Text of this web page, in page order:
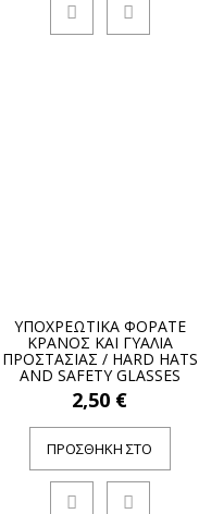
ΥΠΟΧΡΕΩΤΙΚΑ ΦΟΡΑΤΕ
ΚΡΑΝΟΣ ΚΑΙ ΓΥΑΛΙΑ
ΠΡΟΣΤΑΣΙΑΣ / HARD HATS
AND SAFETY GLASSES
REQUIRED
2,50 €
ΠΡΟΣΘΉΚΗ ΣΤΟ